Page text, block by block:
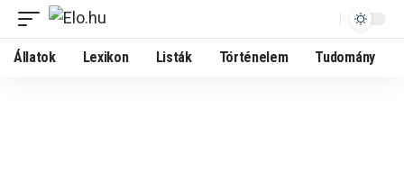
Állatok Lexikon Listák Történelem Tudomány